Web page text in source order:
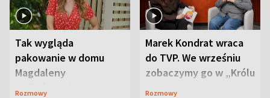
Tak wygląda
pakowanie w domu
Magdaleny
Waligórskiej-Lisieckiej.
Rozmowy
Marek Kondrat wraca
do TVP. We wrześniu
zobaczymy go w „Królu
Maciusiu I”
Rozmowy